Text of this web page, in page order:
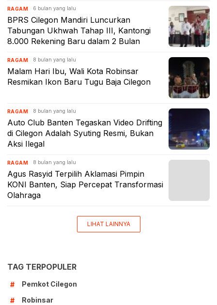
RAGAM 6 bulan yang lalu
BPRS Cilegon Mandiri Luncurkan
Tabungan Ukhwah Tahap III, Kantongi
8.000 Rekening Baru dalam 2 Bulan
RAGAM 8 bulan yang lalu
Malam Hari Ibu, Wali Kota Robinsar
Resmikan Ikon Baru Tugu Baja Cilegon
RAGAM 8 bulan yang lalu
Auto Club Banten Tegaskan Video Drifting
di Cilegon Adalah Syuting Resmi, Bukan
Aksi Ilegal
RAGAM 8 bulan yang lalu
Agus Rasyid Terpilih Aklamasi Pimpin
KONI Banten, Siap Percepat Transformasi
Olahraga
LIHAT LAINNYA
TAG TERPOPULER
#
Pemkot Cilegon
#
Robinsar